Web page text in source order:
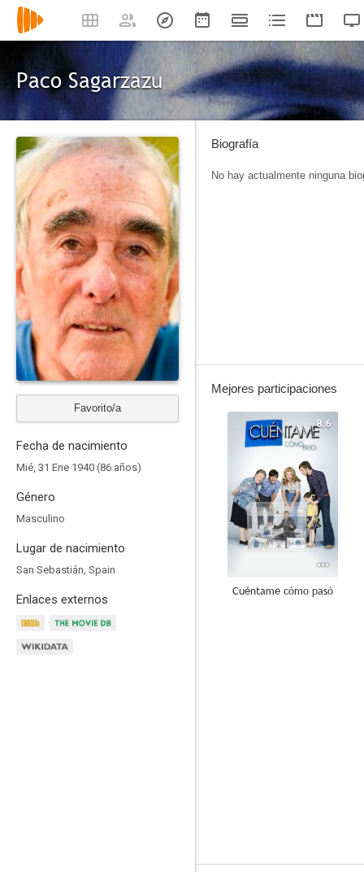
Paco Sagarzazu
Favorito/a
Fecha de nacimiento
Mié, 31 Ene 1940 (86 años)
Género
Masculino
Lugar de nacimiento
San Sebastián, Spain
Enlaces externos
Biografía
No hay actualmente ninguna
Mejores participaciones
8.6
Cuéntame cómo pasó